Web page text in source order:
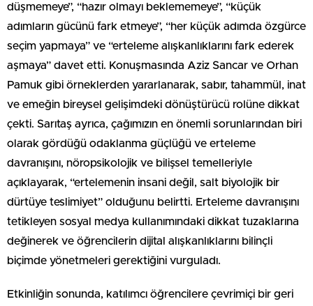
düşmemeye”, “hazır olmayı beklememeye”, “küçük
adımların gücünü fark etmeye”, “her küçük adımda özgürce
seçim yapmaya” ve “erteleme alışkanlıklarını fark ederek
aşmaya” davet etti. Konuşmasında Aziz Sancar ve Orhan
Pamuk gibi örneklerden yararlanarak, sabır, tahammül, inat
ve emeğin bireysel gelişimdeki dönüştürücü rolüne dikkat
çekti. Sarıtaş ayrıca, çağımızın en önemli sorunlarından biri
olarak gördüğü odaklanma güçlüğü ve erteleme
davranışını, nöropsikolojik ve bilişsel temelleriyle
açıklayarak, “ertelemenin insani değil, salt biyolojik bir
dürtüye teslimiyet” olduğunu belirtti. Erteleme davranışını
tetikleyen sosyal medya kullanımındaki dikkat tuzaklarına
değinerek ve öğrencilerin dijital alışkanlıklarını bilinçli
biçimde yönetmeleri gerektiğini vurguladı.
Etkinliğin sonunda, katılımcı öğrencilere çevrimiçi bir geri